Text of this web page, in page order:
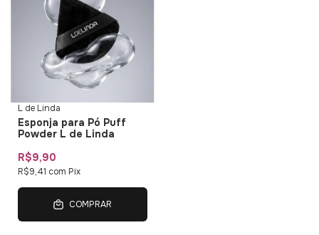
L de Linda
Esponja para Pó Puff
Powder L de Linda
R$9,90
R$9,41 com Pix
COMPRAR